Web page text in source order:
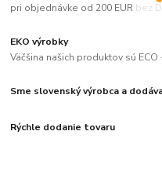
pri objednávke od 200 EUR bez
EKO výrobky
Väčšina našich produktov sú ECO
Sme slovenský výrobca a
Rýchle dodanie tovaru